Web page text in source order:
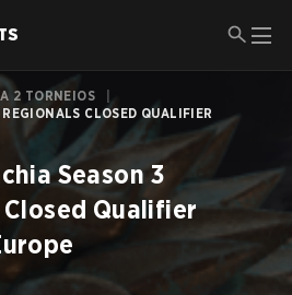
2 TORNEIOS
CLOSED QUALIFIER
Season 3
Qualifier